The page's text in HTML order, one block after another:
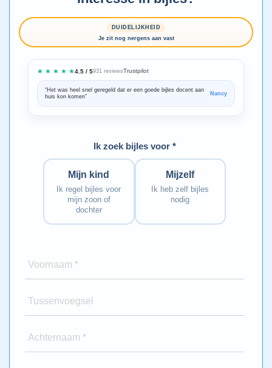
DUIDELIJKHEID
Je zit nog nergens aan vast
★ ★ ★ ★ ★4.5 / 5931 reviewsTrustpilot
“Het was heel snel geregeld dat er een goede bijles docent aan
huis kon komen”
Nancy
Ik zoek bijles voor *
Mijn kind
Ik regel bijles voor
mijn zoon of
dochter
Mijzelf
Ik heb zelf bijles
nodig
Voornaam *
Tussenvoegsel
Achternaam *